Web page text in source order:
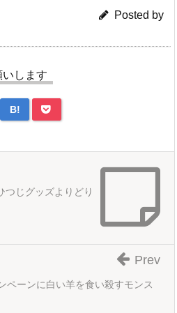
Posted by
します
B!
つじグッズよりどり
ペーンに白い羊を食い殺すモンス
Prev